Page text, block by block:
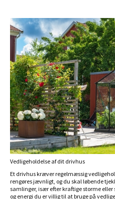
Vedligeholdelse af dit drivhus
Et drivhus kræver regelmæssig
rengøres jævnligt, og du skal løbende
samlinger, især efter kraftige storme
og energi du er villig til at bruge på